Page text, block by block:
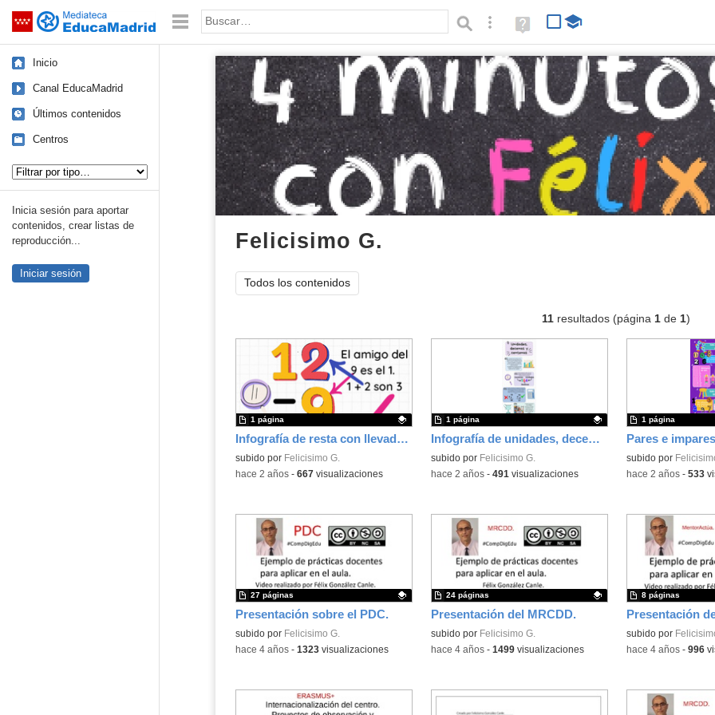
Saltar navegación Palabra o frase: Búsqueda avanzada
Ayuda
(en
nueva)
Inicio
Canal EducaMadrid
Últimos contenidos
Centros
Inicia sesión para aportar
contenidos, crear listas de
reproducción...
Iniciar sesión
Felicisimo G.
Todos los contenidos
11 resultados (página 1 de 1)
Infografía de resta con llevadas.
Contenido educativo.
subido por Felicisimo G.
1 página
-hace 2 años- 667visualizaciones
Infografía de unidades, decenas y centenas.
Contenido educativo.
subido por Felicisimo G.
1 página
-hace 2 años- 491 visualizaciones
Pares e impares
Contenido
subido por
1 página
-hace 2 años- 533
Presentación sobre el PDC.
Contenido educativo.
subido por Felicisimo G.
27 páginas
-hace 4 años- 1323visualizaciones
Presentación del MRCDD.
Contenido educativo.
subido por Felicisimo G.
24 páginas
-hace 4 años- 1499visualizaciones
Contenido
subido por
8 páginas
-hace 4 años- 996